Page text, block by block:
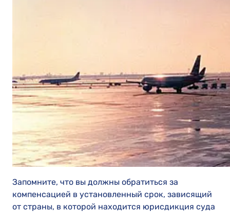
Запомните, что вы должны обратиться за
компенсацией в установленный срок, зависящий
от страны, в которой находится юрисдикция суда